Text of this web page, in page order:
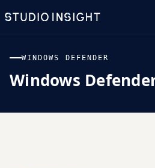
WINDOWS DEFENDER
Windows